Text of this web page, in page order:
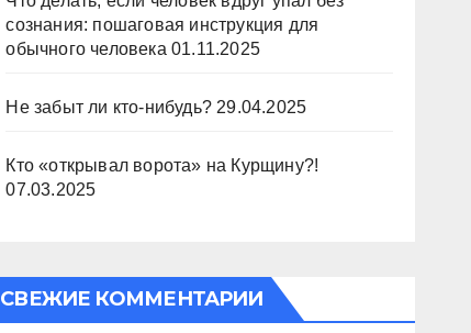
сознания: пошаговая инструкция для
обычного человека 01.11.2025
Не забыт ли кто-нибудь? 29.04.2025
Кто «открывал ворота» на Курщину?!
07.03.2025
СВЕЖИЕ КОММЕНТАРИИ